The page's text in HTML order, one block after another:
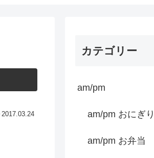
2017.03.24
カテゴリー
am/pm
am/pm おにぎり
am/pm お弁当